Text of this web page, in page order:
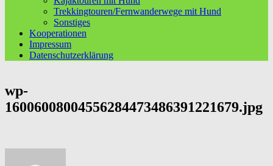
Trekkingtouren/Fernwanderwege mit Hund
Sonstiges
Kooperationen
Impressum
Datenschutzerklärung
wp-
16006008004556284473486391221679.jpg